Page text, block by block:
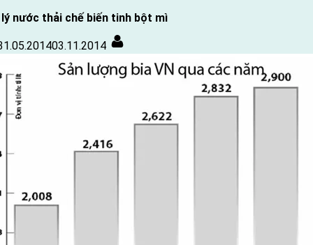
nước thải chế biến tinh bột mì
03.11.2014